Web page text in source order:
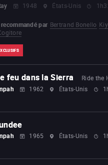
1948 États-Unis
par Bertrand Bonello
feu dans la Sierra
Ride the
1962 États-Unis
1965 États-Unis